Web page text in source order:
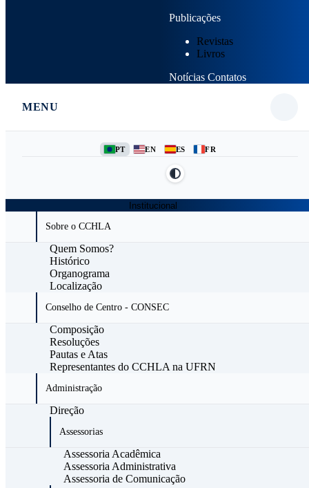
Publicações
Revistas
Livros
Notícias Contatos
MENU
PT EN ES FR
Institucional
Sobre o CCHLA
Quem Somos?
Histórico
Organograma
Localização
Conselho de Centro - CONSEC
Composição
Resoluções
Pautas e Atas
Representantes do CCHLA na UFRN
Administração
Direção
Assessorias
Assessoria Acadêmica
Assessoria Administrativa
Assessoria de Comunicação